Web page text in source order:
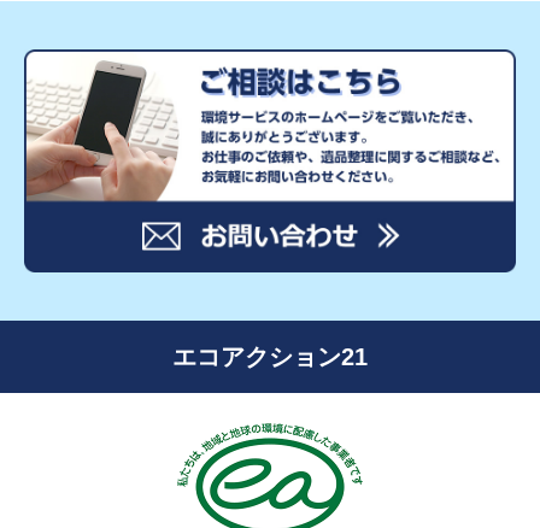
エコアクション21